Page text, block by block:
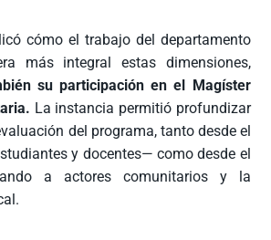
cómo el trabajo del departamento
más integral estas dimensiones,
su participación en el Magíster
La instancia permitió profundizar
del programa, tanto desde el
y docentes— como desde el
a actores comunitarios y la